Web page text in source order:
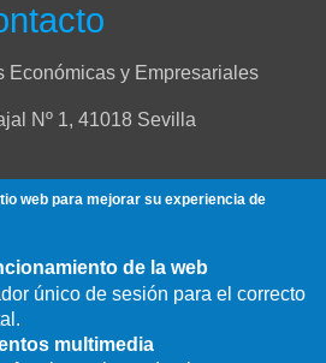
Económicas y Empresariales
Nº 1, 41018 Sevilla
web para mejorar su experiencia de
de la web
único de sesión para el correcto
multimedia